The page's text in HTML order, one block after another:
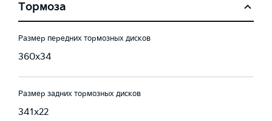
Тормоза
Размер передних тормозных дисков
360x34
Размер задних тормозных дисков
341x22